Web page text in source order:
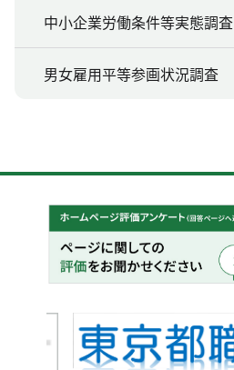
中小企業労働条件等実態調査
男女雇用平等参画状況調査